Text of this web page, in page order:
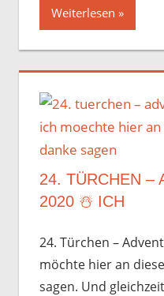
Weiterlesen
24. TÜRCHEN –
2020 ☃️️ ICH
24. Türchen –
möchte hier an
sagen. Und